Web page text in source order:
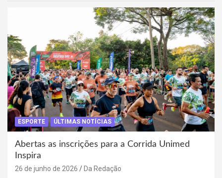
ESPORTE ÚLTIMAS NOTÍCIAS
Abertas as inscrições para a Corrida Unimed
Inspira
26 de junho de 2026 Da Redação